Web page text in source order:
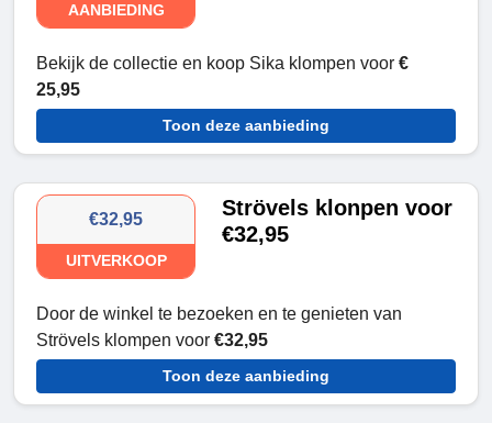
AANBIEDING
Bekijk de collectie en koop Sika klompen voor €
25,95
Toon deze aanbieding
€32,95
UITVERKOOP
Strövels klonpen voor
€32,95
Door de winkel te bezoeken en te genieten van
Strövels klompen voor €32,95
Toon deze aanbieding